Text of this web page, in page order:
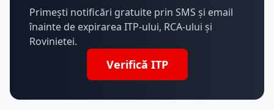
Primești notificări gratuite prin SMS și email
înainte de expirarea ITP-ului, RCA-ului și
Rovinietei.
Verifică ITP